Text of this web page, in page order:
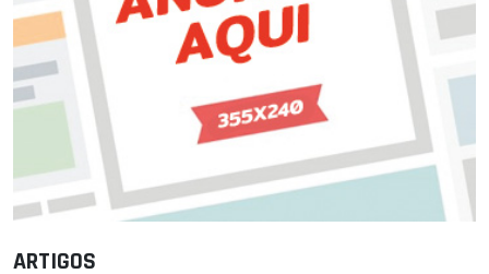
ARTIGOS